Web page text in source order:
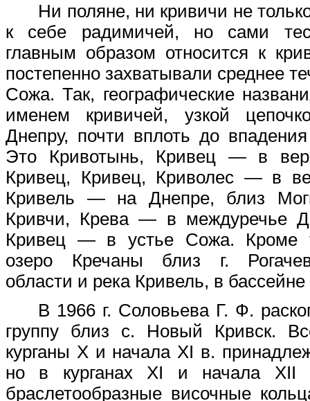
Ни поляне, ни кривичи не
к себе радимичей, но сами
главным образом относится к
постепенно захватывали среднее
Сожа. Так, географические
именем кривичей, узкой
Днепру, почти вплоть до
Это Кривотынь, Кривец — в
Кривец, Кривец, Криволес — в
Кривель — на Днепре, близ
Кривчи, Крева — в междуречье
Кривец — в устье Сожа. Кроме
озеро Кречаны близ г.
области и река Кривель, в
В 1966 г. Соловьева Г. Ф.
группу близ с. Новый Кривск.
курганы X и начала XI в.
но в курганах ХI и начала XII
браслетообразные височные